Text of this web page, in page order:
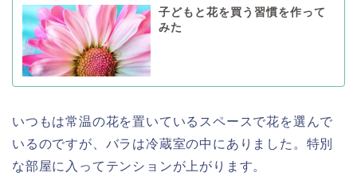
子どもと花を買う習慣を作って
みた
いつもは常温の花を置いているスペースで花を選んで
いるのですが、バラは冷蔵室の中にありました。特別
な部屋に入ってテンションが上がります。